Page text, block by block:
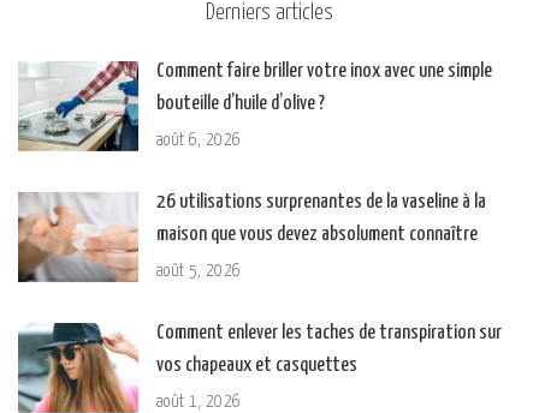
Derniers articles
Comment faire briller votre inox avec une simple
bouteille d’huile d’olive ?
août 6, 2026
26 utilisations surprenantes de la vaseline à la
maison que vous devez absolument connaître
août 5, 2026
Comment enlever les taches de transpiration sur
vos chapeaux et casquettes
août 1, 2026